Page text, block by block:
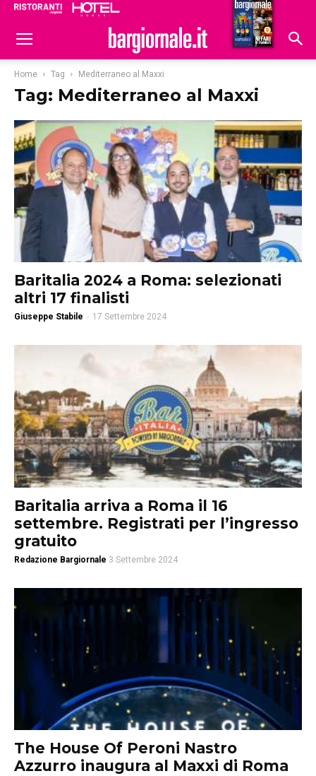
Hoteldomani
Home Tag Mediterraneo al Maxxi
Tag: Mediterraneo al Maxxi
Baritalia 2024 a Roma: selezionati
altri 17 finalisti
Giuseppe Stabile - 17 Settembre 2024
Baritalia arriva a Roma il 16
settembre. Registrati per l’ingresso
gratuito
Redazione Bargiornale 3 Settembre 2024
The House Of Peroni Nastro
Azzurro inaugura al Maxxi di Roma